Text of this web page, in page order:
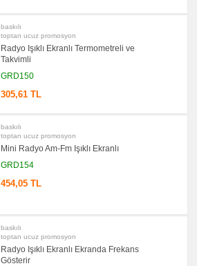
baskılı
toptan ucuz promosyon
Radyo Işıklı Ekranlı Termometreli ve
Takvimli
GRD150
305,61 TL
baskılı
toptan ucuz promosyon
Mini Radyo Am-Fm Işıklı Ekranlı
GRD154
454,05 TL
baskılı
toptan ucuz promosyon
Radyo Işıklı Ekranlı Ekranda Frekans
Gösterir